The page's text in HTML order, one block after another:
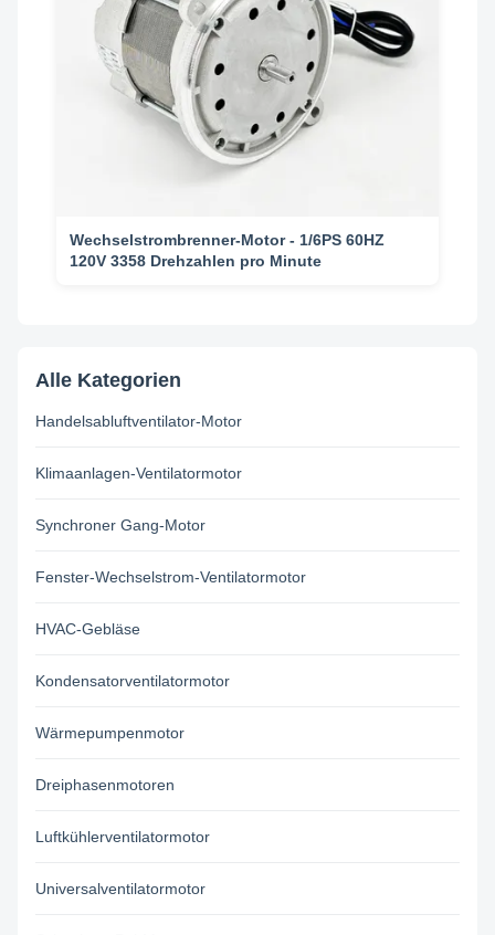
Wechselstrombrenner-Motor - 1/6PS 60HZ
120V 3358 Drehzahlen pro Minute
Alle Kategorien
Handelsabluftventilator-Motor
Klimaanlagen-Ventilatormotor
Synchroner Gang-Motor
Fenster-Wechselstrom-Ventilatormotor
HVAC-Gebläse
Kondensatorventilatormotor
Wärmepumpenmotor
Dreiphasenmotoren
Luftkühlerventilatormotor
Universalventilatormotor